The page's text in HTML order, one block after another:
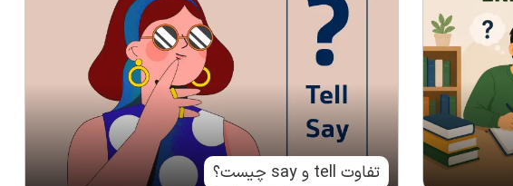
تفاوت tell و say چیست؟